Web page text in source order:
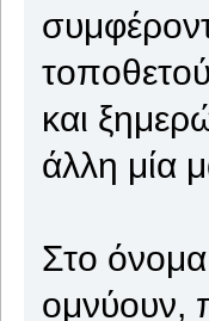
και
άλλη μία
Στο
ομνύουν,